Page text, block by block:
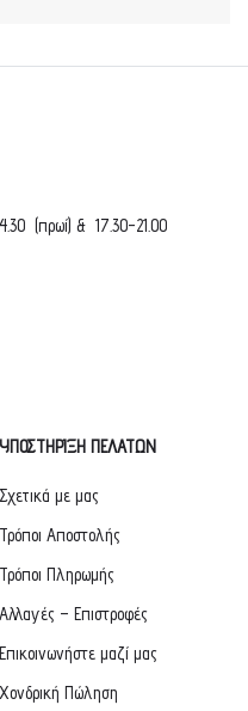
(πρωί) & 17.30-21.00
ΥΠΟΣΤΗΡΙΞΗ ΠΕΛΑΤΩΝ
Σχετικά με μας
Τρόποι Αποστολής
Τρόποι Πληρωμής
Αλλαγές – Επιστροφές
Επικοινωνήστε μαζί μας
Χονδρική Πώληση